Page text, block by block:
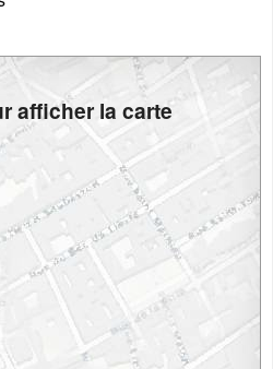
afficher la carte